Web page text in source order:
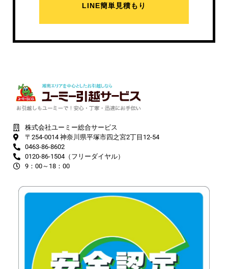
LINE簡単見積もり
株式会社ユーミー総合サービス
〒254-0014 神奈川県平塚市四之宮2丁目12-54
0463-86-8602
0120-86-1504（フリーダイヤル）
9：00～18：00